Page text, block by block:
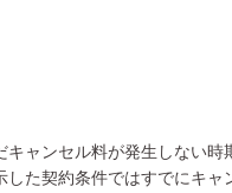
ャンセル料が発生しない
した契約条件ではすでにキ